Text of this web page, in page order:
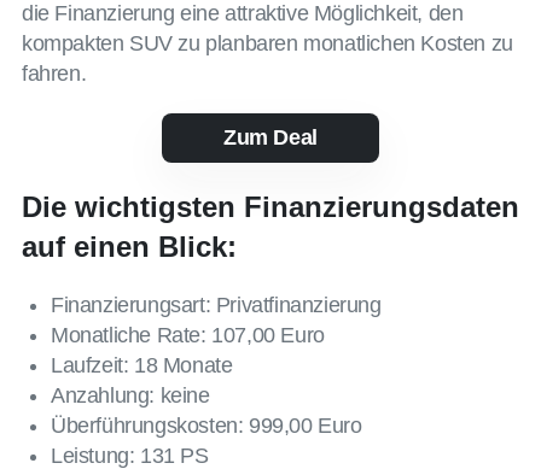
die Finanzierung eine attraktive Möglichkeit, den
kompakten SUV zu planbaren monatlichen Kosten zu
fahren.
Zum Deal
Die wichtigsten Finanzierungsdaten
auf einen Blick:
Finanzierungsart: Privatfinanzierung
Monatliche Rate: 107,00 Euro
Laufzeit: 18 Monate
Anzahlung: keine
Überführungskosten: 999,00 Euro
Leistung: 131 PS